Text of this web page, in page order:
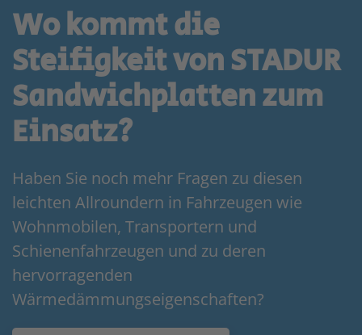
Wo kommt die
Steifigkeit von STADUR
Sandwichplatten zum
Einsatz?
Haben Sie noch mehr Fragen zu diesen
leichten Allroundern in Fahrzeugen wie
Wohnmobilen, Transportern und
Schienenfahrzeugen und zu deren
hervorragenden
Wärmedämmungseigenschaften?